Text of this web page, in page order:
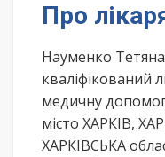
Про
Науменко
кваліфікований
медичну
місто ХАРКІВ,
ХАРКІВСЬКА